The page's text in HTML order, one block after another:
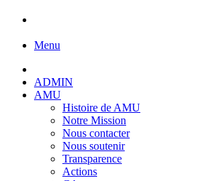
Menu
ADMIN
AMU
Histoire de AMU
Notre Mission
Nous contacter
Nous soutenir
Transparence
Actions